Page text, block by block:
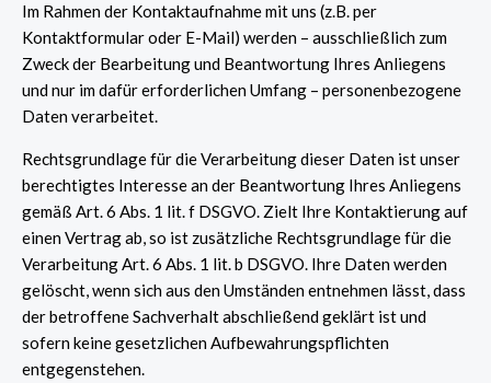
Im Rahmen der Kontaktaufnahme mit uns (z.B. per
Kontaktformular oder E-Mail) werden – ausschließlich zum
Zweck der Bearbeitung und Beantwortung Ihres Anliegens
und nur im dafür erforderlichen Umfang – personenbezogene
Daten verarbeitet.
Rechtsgrundlage für die Verarbeitung dieser Daten ist unser
berechtigtes Interesse an der Beantwortung Ihres Anliegens
gemäß Art. 6 Abs. 1 lit. f DSGVO. Zielt Ihre Kontaktierung auf
einen Vertrag ab, so ist zusätzliche Rechtsgrundlage für die
Verarbeitung Art. 6 Abs. 1 lit. b DSGVO. Ihre Daten werden
gelöscht, wenn sich aus den Umständen entnehmen lässt, dass
der betroffene Sachverhalt abschließend geklärt ist und
sofern keine gesetzlichen Aufbewahrungspflichten
entgegenstehen.